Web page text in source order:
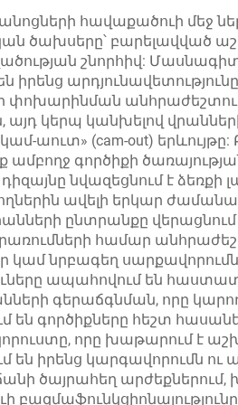
գործիքի
հավաքածուի մեջ
ծախսերը՝ բարելավված
շնորհիվ:
այդ կերպ կանխելով
աուտ» (cam-out)
ամբողջ գործիքի
նվազեցնում է ձեռքի
ավելի երկար
ընտրանքը
համար
կամ նրբագեղ
ապահովում են
գերաճգնման, որը
են գործիքները հեշտ
որը խաթարում է
իրենց կարգավորումն ու
ծայրահեղ